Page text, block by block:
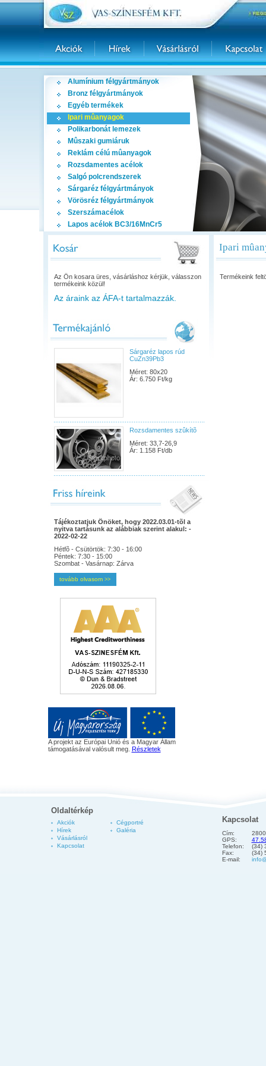
Alumínium félgyártmányok
Bronz félgyártmányok
Egyéb termékek
Ipari mûanyagok
Polikarbonát lemezek
Mûszaki gumiáruk
Reklám célú mûanyagok
Rozsdamentes acélok
Salgó polcrendszerek
Sárgaréz félgyártmányok
Vörösréz félgyártmányok
Szerszámacélok
Lapos acélok BC3/16MnCr5
Az Ön kosara üres, vásárláshoz kérjük, válasszon
termékeink közül!
Az áraink az ÁFA-t tartalmazzák.
Sárgaréz lapos rúd
CuZn39Pb3
Méret: 80x20
Ár: 6.750 Ft/kg
Rozsdamentes szûkítõ
Méret: 33,7-26,9
Ár: 1.158 Ft/db
Tájékoztatjuk Önöket, hogy 2022.03.01-tõl a
nyitva tartásunk az alábbiak szerint alakul: -
2022-02-22
Hétfõ - Csütörtök: 7:30 - 16:00
Péntek: 7:30 - 15:00
Szombat - Vasárnap: Zárva
tovább olvasom >>
A projekt az Európai Unió és a Magyar Állam
támogatásával valósult meg. Részletek
Ipari
Termékeink
Oldaltérkép
Akciók
Hírek
Vásárlásról
Kapcsolat
Cégportré
Galéria
Kapcsolat
Cím:
GPS:
Telefon:
(34)
Fax:
(34)
E-mail: